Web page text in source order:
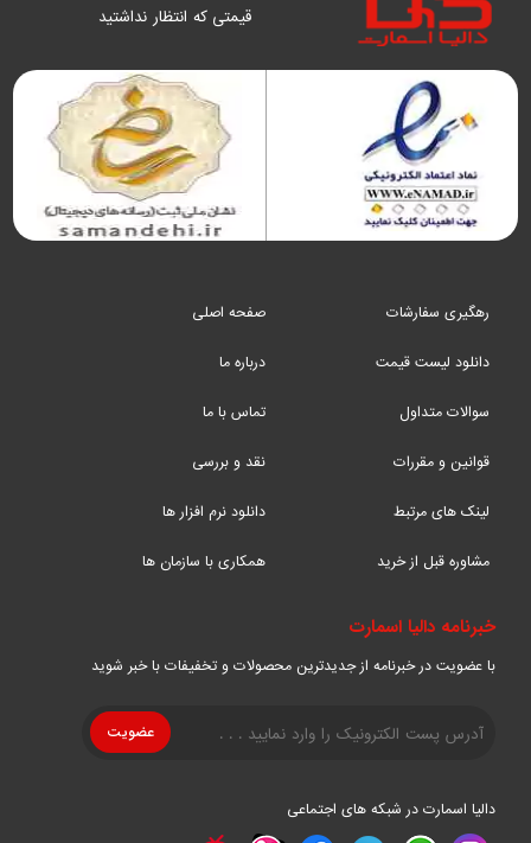
قیمتی که انتظار نداشتید
رهگیری سفارشات
دانلود لیست قیمت
سوالات متداول
قوانین و مقررات
لینک های مرتبط
مشاوره قبل از خرید
صفحه اصلی
درباره ما
تماس با ما
نقد و بررسی
دانلود نرم افزار ها
همکاری با سازمان ها
خبرنامه دالیا اسمارت
با عضویت در خبرنامه از جدیدترین محصولات و تخفیفات با خبر شوید
دالیا اسمارت در شبکه های اجتماعی